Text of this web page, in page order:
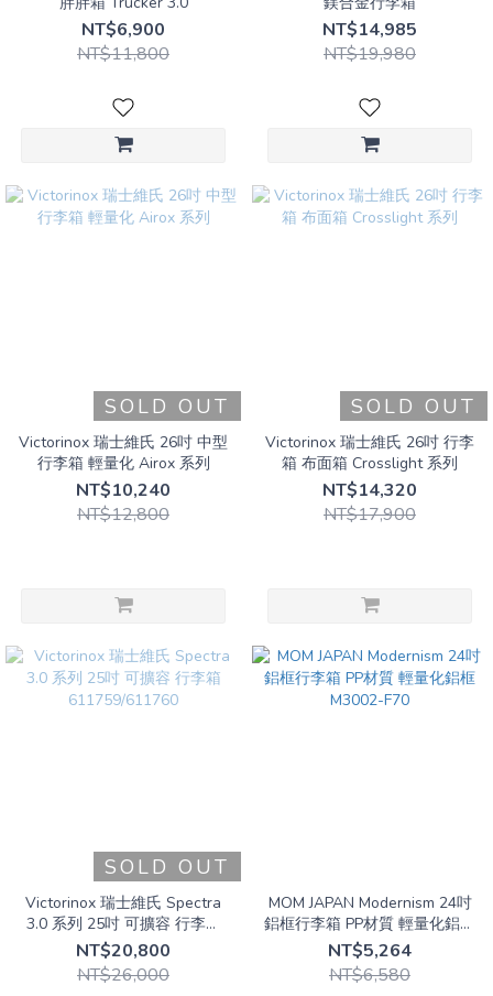
NT$6,900
NT$11,800
NT$14,985
NT$19,980
SOLD OUT
Victorinox 瑞士維氏 26吋 中型
行李箱 輕量化 Airox 系列
NT$10,240
NT$12,800
SOLD OUT
Victorinox 瑞士維氏 26吋 行李
箱 布面箱 Crosslight 系列
NT$14,320
NT$17,900
SOLD OUT
Victorinox 瑞士維氏 Spectra
3.0 系列 25吋 可擴容 行李箱
611759/611760
NT$20,800
NT$26,000
MOM JAPAN Modernism 24吋
鋁框行李箱 PP材質 輕量化鋁框
M3002-F70
NT$5,264
NT$6,580